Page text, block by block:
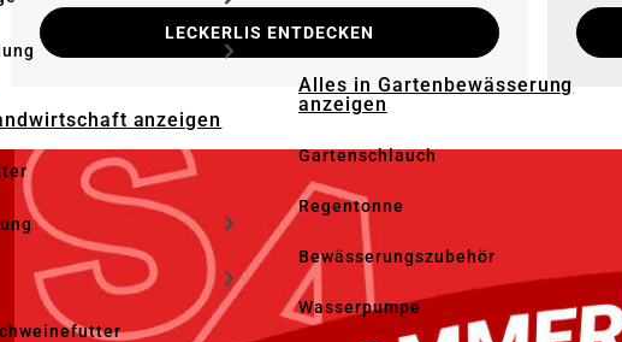
anzeigen
Alles in Gartenbewässerung
anzeigen
Gartenschlauch
Regentonne
Bewässerungszubehör
Wasserpumpe
LECKERLIS ENTDECKEN